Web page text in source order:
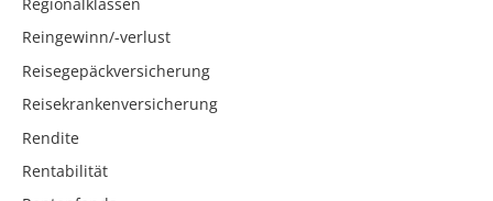
Reingewinn/-verlust
Reisegepäckversicherung
Reisekrankenversicherung
Rendite
Rentabilität